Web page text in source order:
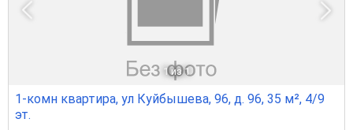
1 из 1
1-комн квартира, ул Куйбышева, 96, д. 96, 35 м², 4/9
эт.